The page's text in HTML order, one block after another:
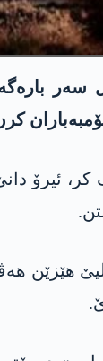
کر، ئیرۆ
هێزێن